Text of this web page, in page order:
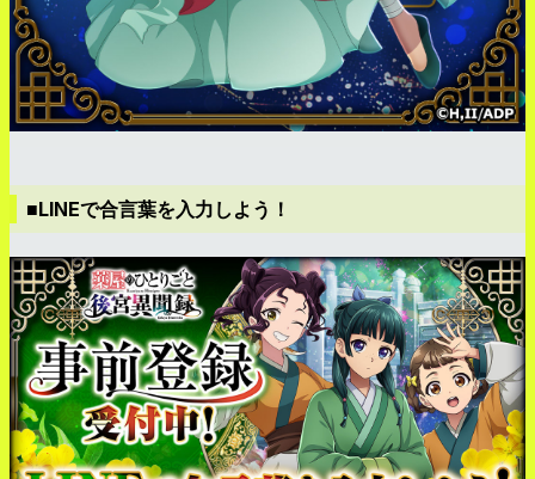
■LINEで合言葉を入力しよう！